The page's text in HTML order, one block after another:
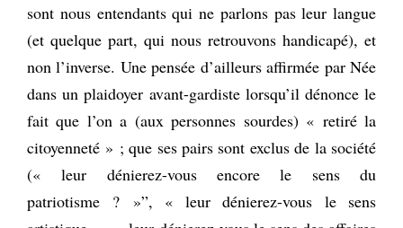
sont nous entendants qui ne parlons pas leur langue
(et quelque part, qui nous retrouvons handicapé), et
non l’inverse. Une pensée d’ailleurs affirmée par Née
dans un plaidoyer avant-gardiste lorsqu’il dénonce le
fait que l’on a (aux personnes sourdes) « retiré la
citoyenneté » ; que ses pairs sont exclus de la société
(« leur dénierez-vous encore le sens du
patriotisme ? »”, « leur dénierez-vous le sens